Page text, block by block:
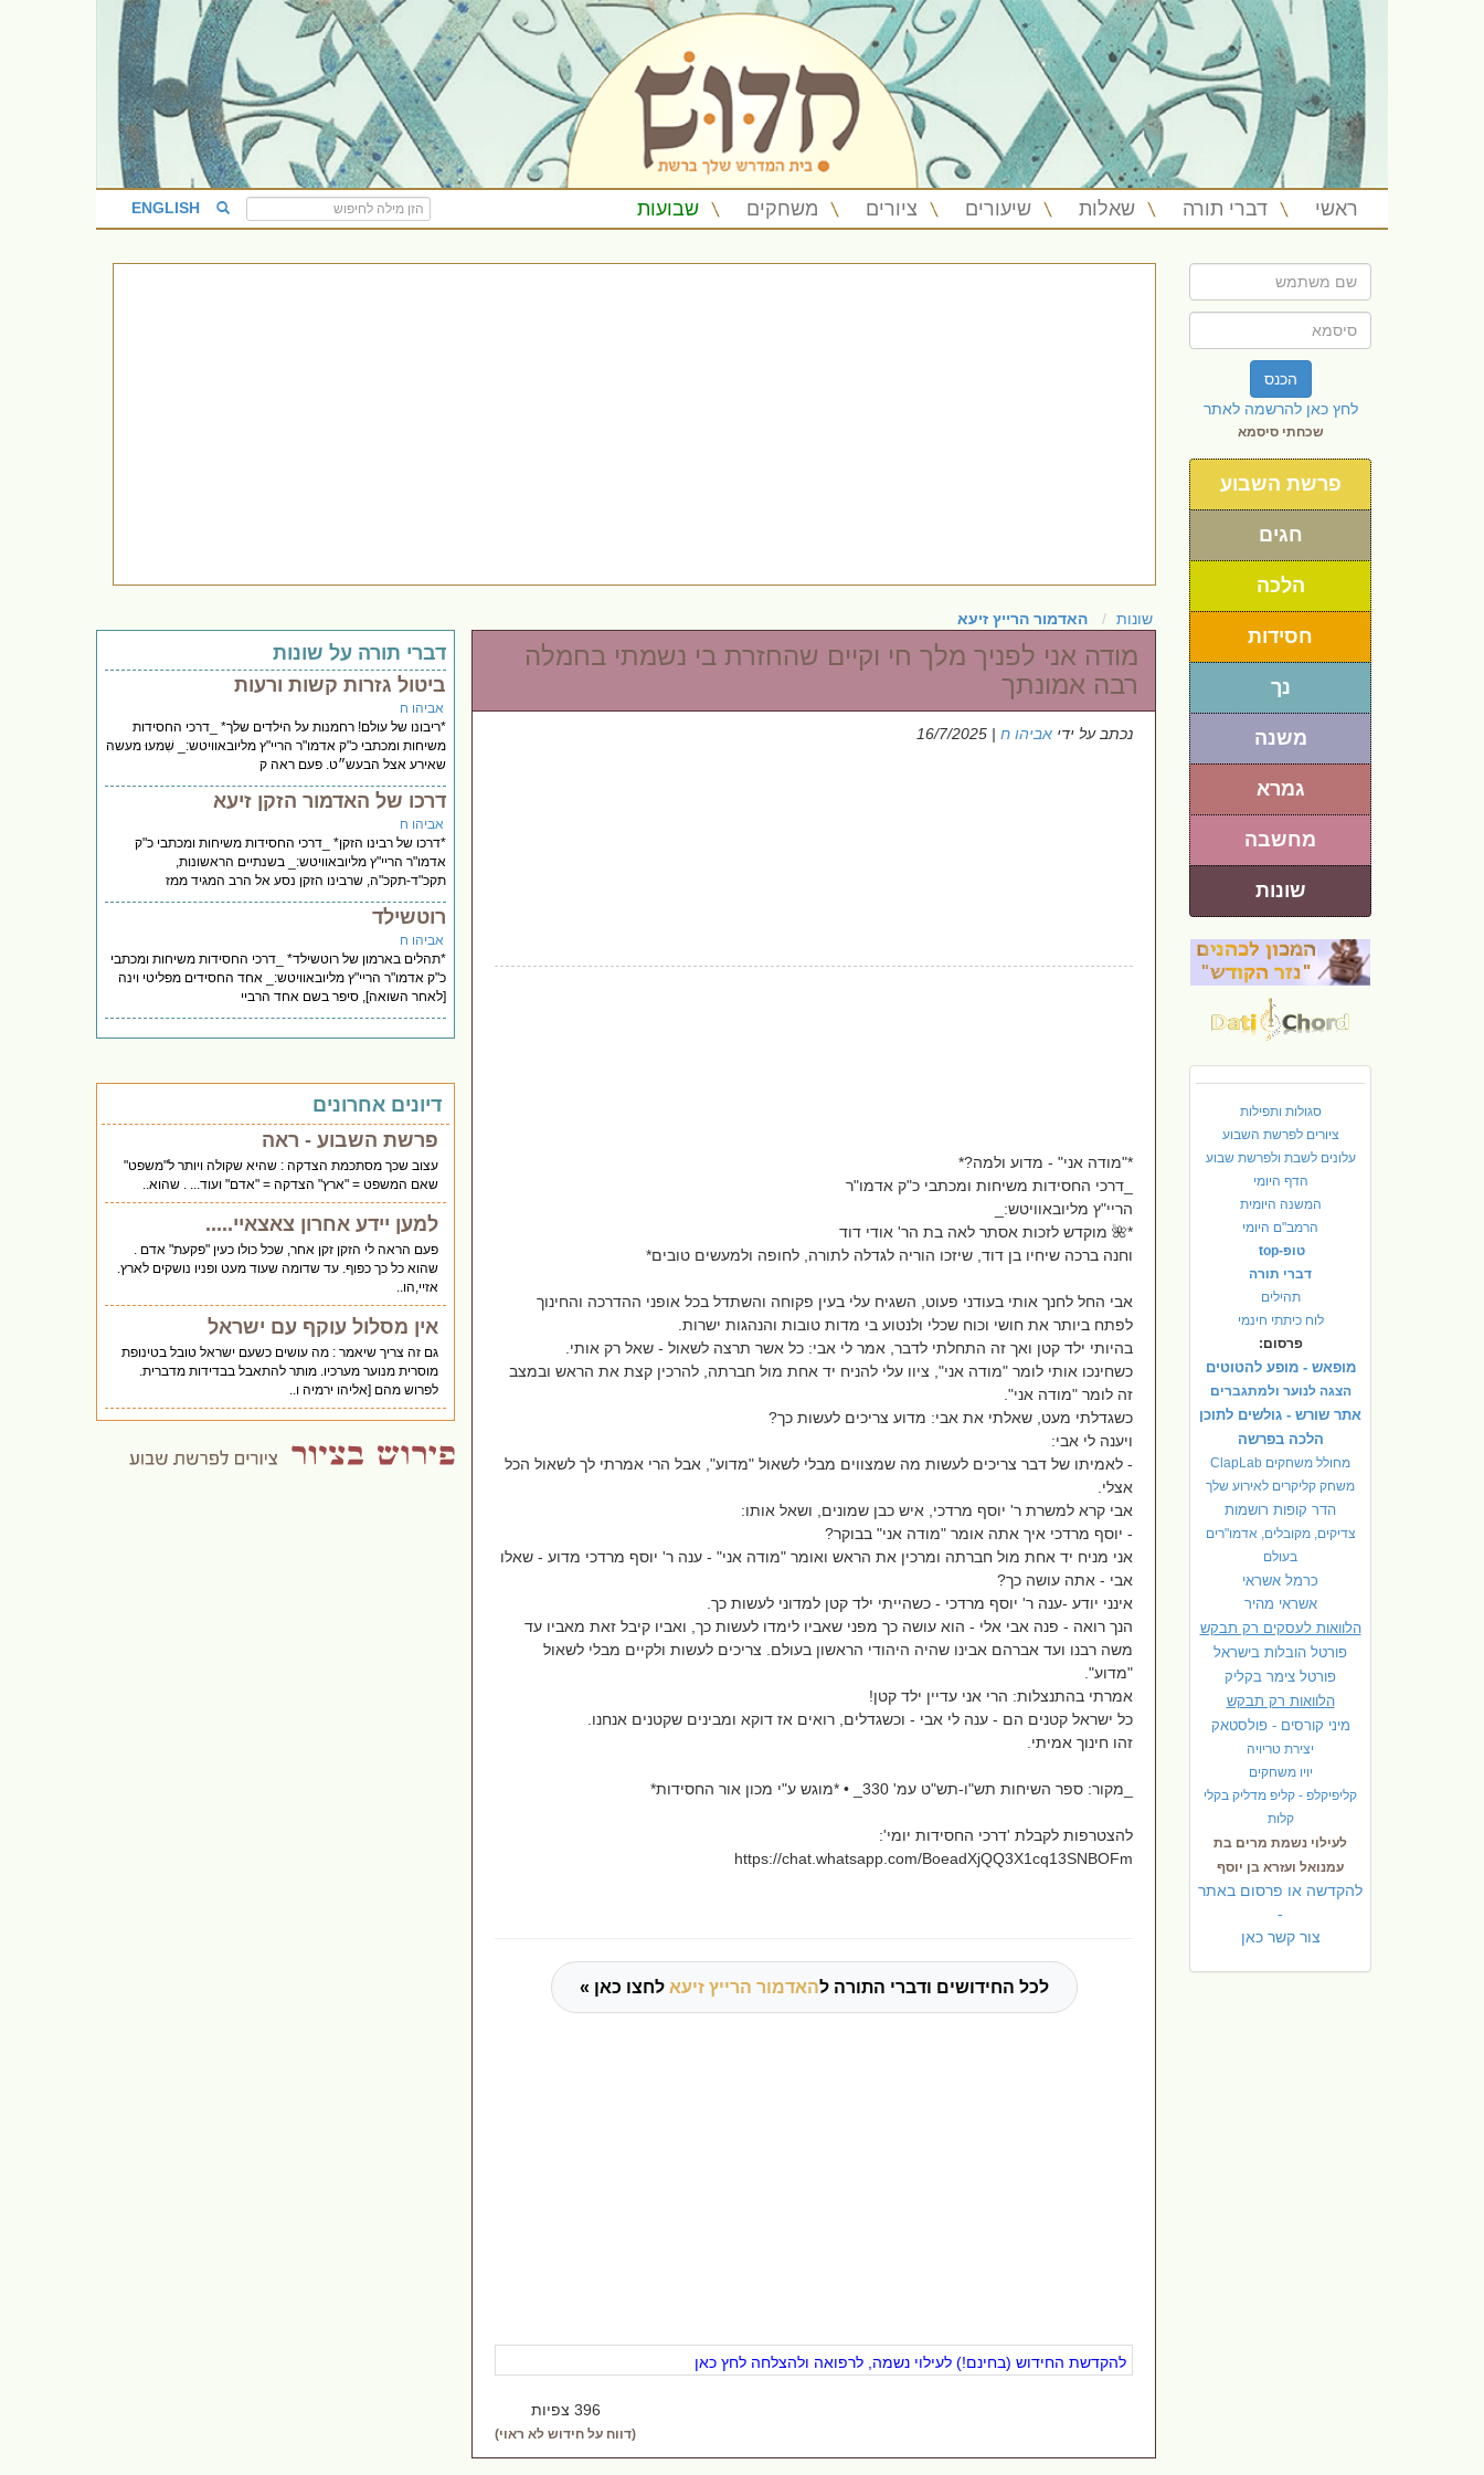
ראשי דברי תורה שאלות שיעורים ציורים משחקים שבועות ENGLISH
הכנס
לחץ כאן להרשמה לאתר
שכחתי סיסמא
פרשת השבוע
חגים
הלכה
חסידות
נך
משנה
גמרא
מחשבה
שונות
סגולות ותפילות
ציורים לפרשת השבוע
עלונים לשבת ולפרשת שבוע
הדף היומי
המשנה היומית
הרמב"ם היומי
טופ-top
דברי תורה
תהילים
לוח כיתתי חינמי
פרסום:
מופאש - מופע להטוטים
הצגה לנוער ולמתגברים
אתר שורש - גולשים לתוכן
הלכה בפרשה
מחולל משחקים ClapLab
משחק קליקרים לאירוע שלך
הדר קופות רושמות
צדיקים, מקובלים, אדמו"רים
בעולם
כרמל אשראי
אשראי מהיר
הלוואות לעסקים רק תבקש
פורטל הובלות בישראל
פורטל צימר בקליק
הלוואות רק תבקש
מיני קורסים - פולסטאק
יצירת טריויה
יויו משחקים
קליפיקלפ - קליפ מדליק בקלי
קלות
לעילוי נשמת מרים בת
עמנואל ועזרא בן יוסף
להקדשה או פרסום באתר
-
צור קשר כאן
שונות האדמור הרייץ זיעא
מודה אני לפניך מלך חי וקיים שהחזרת בי נשמתי בחמלה
רבה אמונתך
נכתב על ידי אביהו ח | 16/7/2025
*"מודה אני" - מדוע ולמה?*
_דרכי החסידות משיחות ומכתבי כ"ק אדמו"ר
הריי"ץ מליובאוויטש:_
*🌺 מוקדש לזכות אסתר לאה בת הר' אודי דוד
וחנה ברכה שיחיו בן דוד, שיזכו הוריה לגדלה לתורה, לחופה ולמעשים טובים*
אבי החל לחנך אותי בעודני פעוט, השגיח עלי בעין פקוחה והשתדל בכל אופני ההדרכה והחינוך
לפתח ביותר את חושי וכוח שכלי ולנטוע בי מדות טובות והנהגות ישרות.
בהיותי ילד קטן ואך זה התחלתי לדבר, אמר לי אבי: כל אשר תרצה לשאול - שאל רק אותי.
כשחינכו אותי לומר "מודה אני", ציוו עלי להניח יד אחת מול חברתה, להרכין קצת את הראש ובמצב
זה לומר "מודה אני".
כשגדלתי מעט, שאלתי את אבי: מדוע צריכים לעשות כך?
ויענה לי אבי:
- לאמיתו של דבר צריכים לעשות מה שמצווים מבלי לשאול "מדוע", אבל הרי אמרתי לך לשאול הכל
אצלי.
אבי קרא למשרת ר' יוסף מרדכי, איש כבן שמונים, ושאל אותו:
- יוסף מרדכי איך אתה אומר "מודה אני" בבוקר?
אני מניח יד אחת מול חברתה ומרכין את הראש ואומר "מודה אני" - ענה ר' יוסף מרדכי מדוע - שאלו
אבי - אתה עושה כך?
אינני יודע -ענה ר' יוסף מרדכי - כשהייתי ילד קטן למדוני לעשות כך.
הנך רואה - פנה אבי אלי - הוא עושה כך מפני שאביו לימדו לעשות כך, ואביו קיבל זאת מאביו עד
משה רבנו ועד אברהם אבינו שהיה היהודי הראשון בעולם. צריכים לעשות ולקיים מבלי לשאול
"מדוע".
אמרתי בהתנצלות: הרי אני עדיין ילד קטן!
כל ישראל קטנים הם - ענה לי אבי - וכשגדלים, רואים אז דוקא ומבינים שקטנים אנחנו.
זהו חינוך אמיתי.
_מקור: ספר השיחות תש"ו-תש"ט עמ' 330_ • *מוגש ע"י מכון אור החסידות*
להצטרפות לקבלת 'דרכי החסידות יומי':
https://chat.whatsapp.com/BoeadXjQQ3X1cq13SNBOFm
לכל החידושים ודברי התורה להאדמור הרייץ זיעא לחצו כאן »
להקדשת החידוש (בחינם!) לעילוי נשמה, לרפואה ולהצלחה לחץ כאן
396 צפיות
(דווח על חידוש לא ראוי)
דברי תורה על שונות
ביטול גזרות קשות ורעות
אביהו ח
*ריבונו של עולם! רחמנות על הילדים שלך* _דרכי החסידות
משיחות ומכתבי כ"ק אדמו"ר הריי"ץ מליובאוויטש:_ שִׁמעוּ מעשה
שאירע אצל הבעש״ט. פעם ראה ק
דרכו של האדמור הזקן זיעא
אביהו ח
*דרכו של רבינו הזקן* _דרכי החסידות משיחות ומכתבי כ"ק
אדמו"ר הריי"ץ מליובאוויטש:_ בשנתיים הראשונות,
תקכ"ד-תקכ"ה, שרבינו הזקן נסע אל הרב המגיד ממז
רוטשילד
אביהו ח
*תהלים בארמון של רוטשילד* _דרכי החסידות משיחות ומכתבי
כ"ק אדמו"ר הריי"ץ מליובאוויטש:_ אחד החסידים מפליטי וינה
[לאחר השואה], סיפר בשם אחד הרביי
דיונים אחרונים
פרשת השבוע - ראה
עצוב שכך מסתכמת הצדקה : שהיא שקולה ויותר ל"משפט"
שאם המשפט = "ארץ" הצדקה = "אדם" ועוד... . שהוא..
למען יידע אחרון צאצאיי.....
פעם הראה לי הזקן זקן אחר, שכל כולו כעין "פקעת" אדם .
שהוא כל כך כפוף. עד שדומה שעוד מעט ופניו נושקים לארץ.
אזיי,הו..
אין מסלול עוקף עם ישראל
גם זה צריך שיאמר : מה עושים כשעם ישראל טובל בטינופת
מוסרית מנוער מערכיו. מותר להתאבל בבדידות מדברית.
לפרוש מהם [אליהו ירמיה ו..